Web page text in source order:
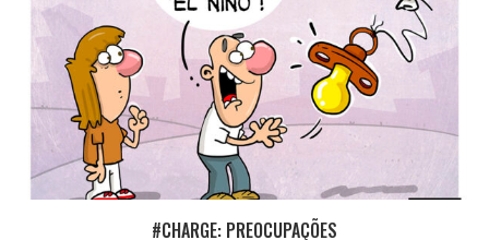
#CHARGE: PREOCUPAÇÕES